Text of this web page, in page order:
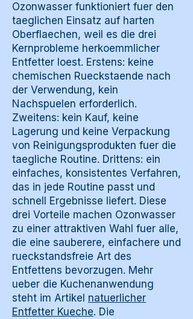
Ozonwasser funktioniert fuer den
taeglichen Einsatz auf harten
Oberflaechen, weil es die drei
Kernprobleme herkoemmlicher
Entfetter loest. Erstens: keine
chemischen Rueckstaende nach
der Verwendung, kein
Nachspuelen erforderlich.
Zweitens: kein Kauf, keine
Lagerung und keine Verpackung
von Reinigungsprodukten fuer die
taegliche Routine. Drittens: ein
einfaches, konsistentes Verfahren,
das in jede Routine passt und
schnell Ergebnisse liefert. Diese
drei Vorteile machen Ozonwasser
zu einer attraktiven Wahl fuer alle,
die eine sauberere, einfachere und
rueckstandsfreie Art des
Entfettens bevorzugen. Mehr
ueber die Kuchenanwendung
steht im Artikel natuerlicher
Entfetter Kueche. Die